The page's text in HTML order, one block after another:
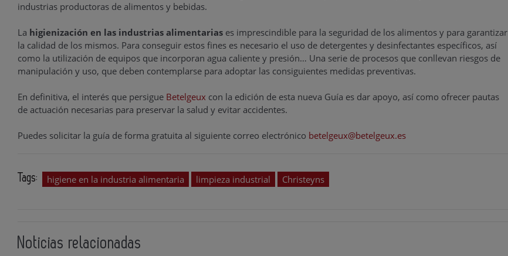
industrias productoras de alimentos y bebidas.
La higienización en las industrias alimentarias es imprescindible para la seguridad de los alimentos y para garantizar
la calidad de los mismos. Para conseguir estos fines es necesario el uso de detergentes y desinfectantes específicos, así
como la utilización de equipos que incorporan agua caliente y presión… Una serie de procesos que conllevan riesgos de
manipulación y uso, que deben contemplarse para adoptar las consiguientes medidas preventivas.
En definitiva, el interés que persigue Betelgeux con la edición de esta nueva Guía es dar apoyo, así como ofrecer pautas
de actuación necesarias para preservar la salud y evitar accidentes.
Puedes solicitar la guía de forma gratuita al siguiente correo electrónico betelgeux@betelgeux.es
Tags: higiene en la industria alimentaria limpieza industrial Christeyns
Noticias relacionadas